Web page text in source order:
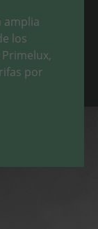
amplia
los
por